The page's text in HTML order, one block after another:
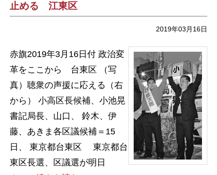
止める 江東区
2019年03月16日
赤旗2019年3月16日付 政治変
革をここから 台東区 （写
真）聴衆の声援に応える（右
から） 小高区長候補、小池晃
書記局長、山口、 鈴木、伊
藤、あきま各区議候補＝15
日、 東京都台東区 東京都台
東区長選、区議選が明日